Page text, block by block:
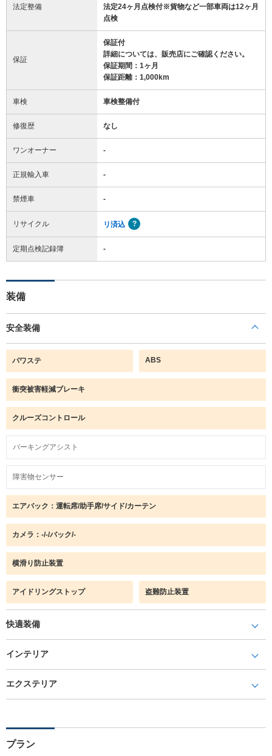
法定整備
法定24ヶ月点検付※貨物など一部車両は12ヶ月
点検
保証
保証付
詳細については、販売店にご確認ください。
保証期間：1ヶ月
保証距離：1,000km
車検 車検整備付
修復歴 なし
ワンオーナー -
正規輸入車 -
禁煙車 -
リサイクル リ済込
定期点検記録簿 -
装備
安全装備
パワステ ABS
衝突被害軽減ブレーキ
クルーズコントロール
パーキングアシスト
障害物センサー
エアバック：運転席/助手席/サイド/カーテン
カメラ：-/-/バック/-
横滑り防止装置
アイドリングストップ 盗難防止装置
快適装備
インテリア
エクステリア
プラン